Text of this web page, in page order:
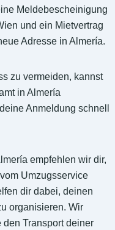
Meldebescheinigung
und ein Mietvertrag
Adresse in Almería.
zu vermeiden, kannst
in Almería
Anmeldung schnell
empfehlen wir dir,
Umzugsservice
dir dabei, deinen
organisieren. Wir
Transport deiner